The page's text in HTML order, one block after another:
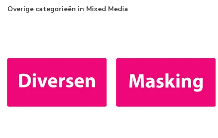
Overige categorieën in Mixed Media